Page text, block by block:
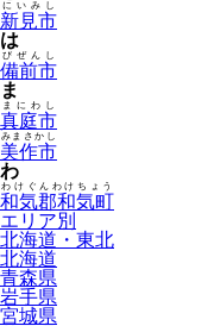
新見市
にいみし
は
備前市
びぜんし
ま
真庭市
まにわし
美作市
みまさかし
わ
和気郡和気町
わけぐんわけちょう
エリア別
北海道・東北
北海道
青森県
岩手県
宮城県